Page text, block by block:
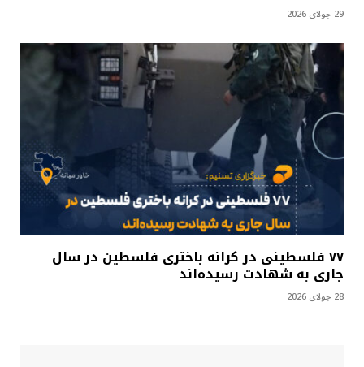
29 جولای 2026
۷۷ فلسطینی در کرانه باختری فلسطین در سال
جاری به شهادت رسیده‌اند
28 جولای 2026